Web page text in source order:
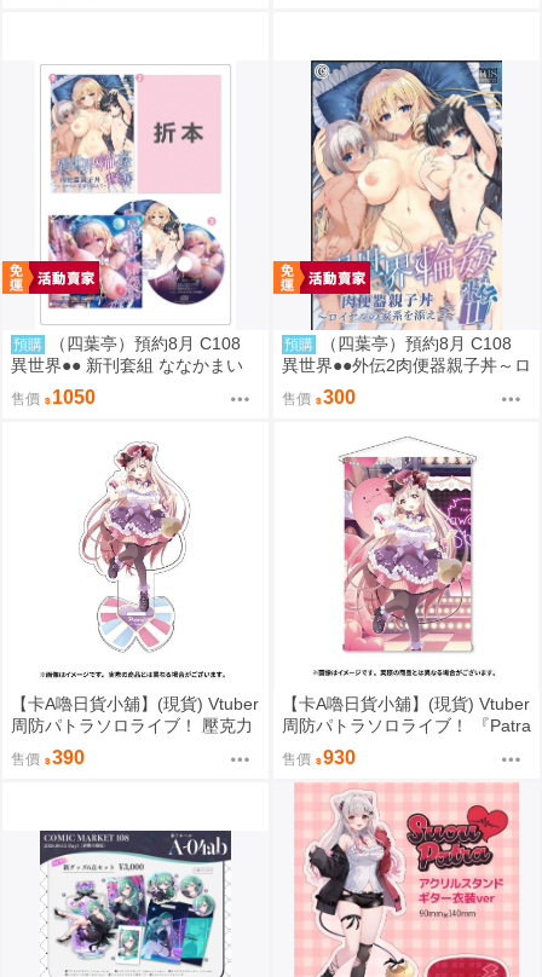
預購
（四葉亭）預約8月 C108
異世界●● 新刊套組 ななかまい
售價 1050
預購
（四葉亭）預約8月 C108
異世界●●外伝2肉便器親子丼～ロ
イヤルの家系を添えて～ ななか
まい
售價 300
【卡A嚕日貨小舖】(現貨) Vtuber
周防パトラソロライブ！ 壓克力
立牌
售價 390
【卡A嚕日貨小舖】(現貨) Vtuber
周防パトラソロライブ！ 『Patra
Suou Sololive kawaii holic shibu
ya”』 B2掛軸
售價 930